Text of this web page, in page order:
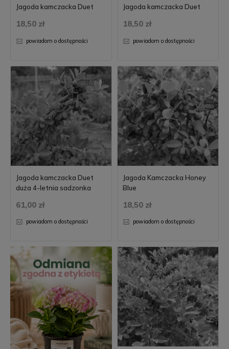
Jagoda kamczacka Duet
18,50 zł
powiadom o dostępności
Jagoda kamczacka Duet
18,50 zł
powiadom o dostępności
Jagoda kamczacka Duet
duża 4-letnia sadzonka
61,00 zł
powiadom o dostępności
Jagoda Kamczacka Honey
Blue
18,50 zł
powiadom o dostępności